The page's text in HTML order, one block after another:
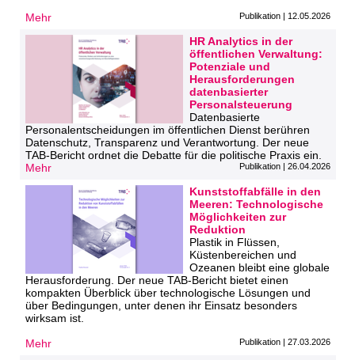
Mehr
Publikation | 12.05.2026
HR Analytics in der
öffentlichen Verwaltung:
Potenziale und
Herausforderungen
datenbasierter
Personalsteuerung
Datenbasierte
Personalentscheidungen im öffentlichen Dienst berühren
Datenschutz, Transparenz und Verantwortung. Der neue
TAB-Bericht ordnet die Debatte für die politische Praxis ein.
Mehr
Publikation | 26.04.2026
Kunststoffabfälle in den
Meeren: Technologische
Möglichkeiten zur
Reduktion
Plastik in Flüssen,
Küstenbereichen und
Ozeanen bleibt eine globale
Herausforderung. Der neue TAB‑Bericht bietet einen
kompakten Überblick über technologische Lösungen und
über Bedingungen, unter denen ihr Einsatz besonders
wirksam ist.
Mehr
Publikation | 27.03.2026